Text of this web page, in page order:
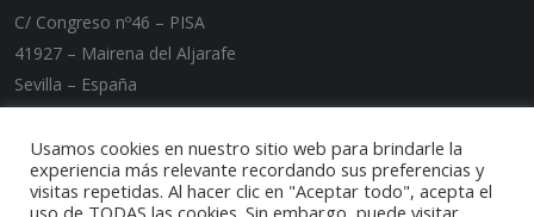
C/ Congreso nº46 – PISA
41927 – Mairena del Aljarafe
Sevilla – España
T. +34 955 089 007 / F. +34 955 089 032
E-mail:carmaq@carmaq.es
Usamos cookies en nuestro sitio web para brindarle la
experiencia más relevante recordando sus preferencias y
visitas repetidas. Al hacer clic en "Aceptar todo", acepta el
uso de TODAS las cookies. Sin embargo, puede visitar